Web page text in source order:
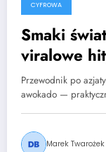
CYFROWA
Smaki
viralowe
Przewodnik po
awokado —
Marek Twarożek